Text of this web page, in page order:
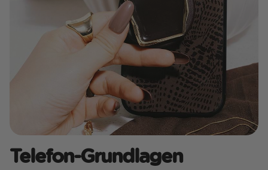
Telefon-Grundlagen